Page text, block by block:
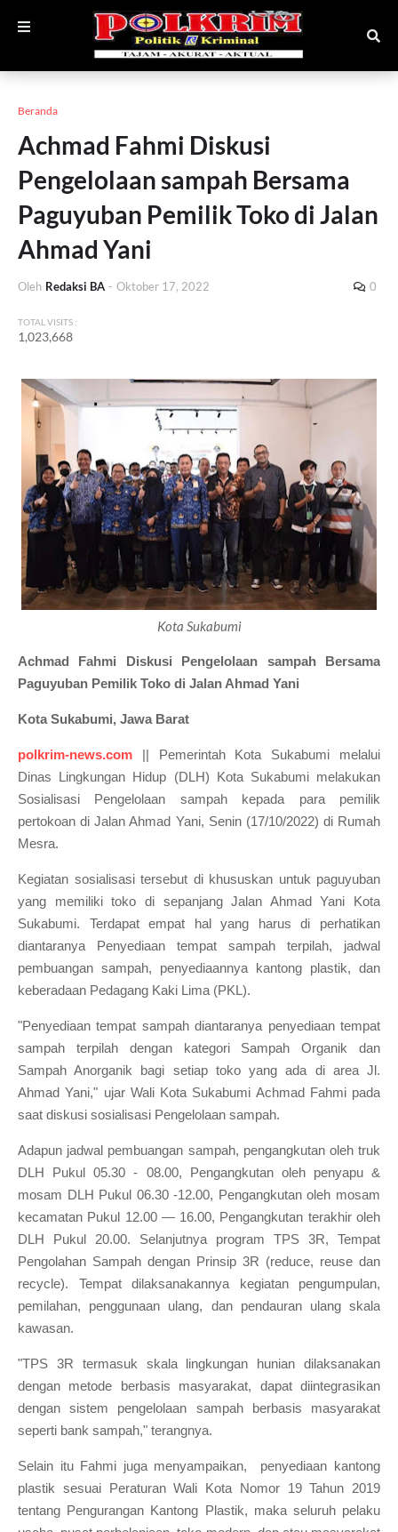
Beranda
Achmad Fahmi Diskusi
Pengelolaan sampah Bersama
Paguyuban Pemilik Toko di Jalan
Ahmad Yani
Oleh Redaksi BA - Oktober 17, 2022 0
TOTAL VISITS :
1,023,668
Kota Sukabumi
Achmad Fahmi Diskusi Pengelolaan sampah Bersama
Paguyuban Pemilik Toko di Jalan Ahmad Yani
Kota Sukabumi, Jawa Barat
polkrim-news.com || Pemerintah Kota Sukabumi melalui
Dinas Lingkungan Hidup (DLH) Kota Sukabumi melakukan
Sosialisasi Pengelolaan sampah kepada para pemilik
pertokoan di Jalan Ahmad Yani, Senin (17/10/2022) di Rumah
Mesra.
Kegiatan sosialisasi tersebut di khususkan untuk paguyuban
yang memiliki toko di sepanjang Jalan Ahmad Yani Kota
Sukabumi. Terdapat empat hal yang harus di perhatikan
diantaranya Penyediaan tempat sampah terpilah, jadwal
pembuangan sampah, penyediaannya kantong plastik, dan
keberadaan Pedagang Kaki Lima (PKL).
"Penyediaan tempat sampah diantaranya penyediaan tempat
sampah terpilah dengan kategori Sampah Organik dan
Sampah Anorganik bagi setiap toko yang ada di area Jl.
Ahmad Yani," ujar Wali Kota Sukabumi Achmad Fahmi pada
saat diskusi sosialisasi Pengelolaan sampah.
Adapun jadwal pembuangan sampah, pengangkutan oleh truk
DLH Pukul 05.30 - 08.00, Pengangkutan oleh penyapu &
mosam DLH Pukul 06.30 -12.00, Pengangkutan oleh mosam
kecamatan Pukul 12.00 — 16.00, Pengangkutan terakhir oleh
DLH Pukul 20.00. Selanjutnya program TPS 3R, Tempat
Pengolahan Sampah dengan Prinsip 3R (reduce, reuse dan
recycle). Tempat dilaksanakannya kegiatan pengumpulan,
pemilahan, penggunaan ulang, dan pendauran ulang skala
kawasan.
"TPS 3R termasuk skala lingkungan hunian dilaksanakan
dengan metode berbasis masyarakat, dapat diintegrasikan
dengan sistem pengelolaan sampah berbasis masyarakat
seperti bank sampah," terangnya.
Selain itu Fahmi juga menyampaikan, penyediaan kantong
plastik sesuai Peraturan Wali Kota Nomor 19 Tahun 2019
tentang Pengurangan Kantong Plastik, maka seluruh pelaku